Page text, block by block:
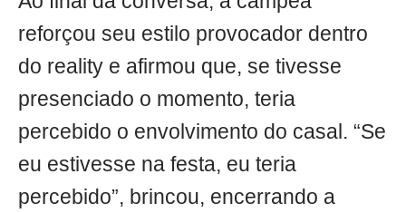
reforçou seu estilo provocador dentro
do reality e afirmou que, se tivesse
presenciado o momento, teria
percebido o envolvimento do casal. “Se
eu estivesse na festa, eu teria
percebido”, brincou, encerrando a